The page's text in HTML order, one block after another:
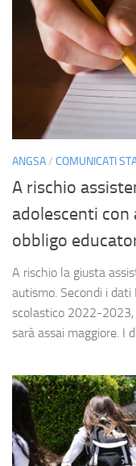
ANGSA/ COMUNICATI
A rischio
adolescenti
obbligo
A rischio la giusta
autismo. Secondi i
scolastico 2022-
sarà assai maggiore. I